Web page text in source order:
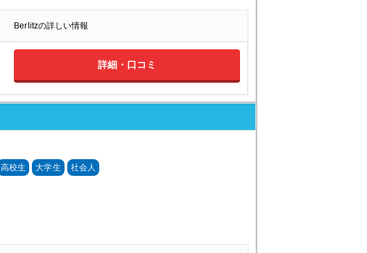
Berlitzの詳しい情報
詳細・口コミ
高校生 大学生 社会人